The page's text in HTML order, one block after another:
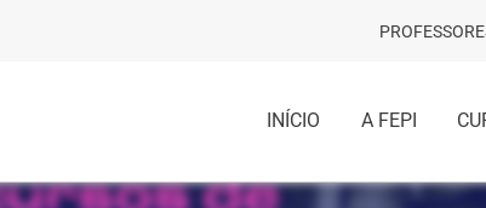
INÍCIO A FEPI